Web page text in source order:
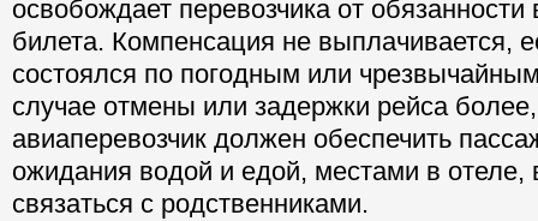
освобождает перевозчика от обязанности
билета. Компенсация не выплачивается,
состоялся по погодным или
случае отмены или задержки рейса
авиаперевозчик должен обеспечить
ожидания водой и едой, местами в отеле,
связаться с родственниками.